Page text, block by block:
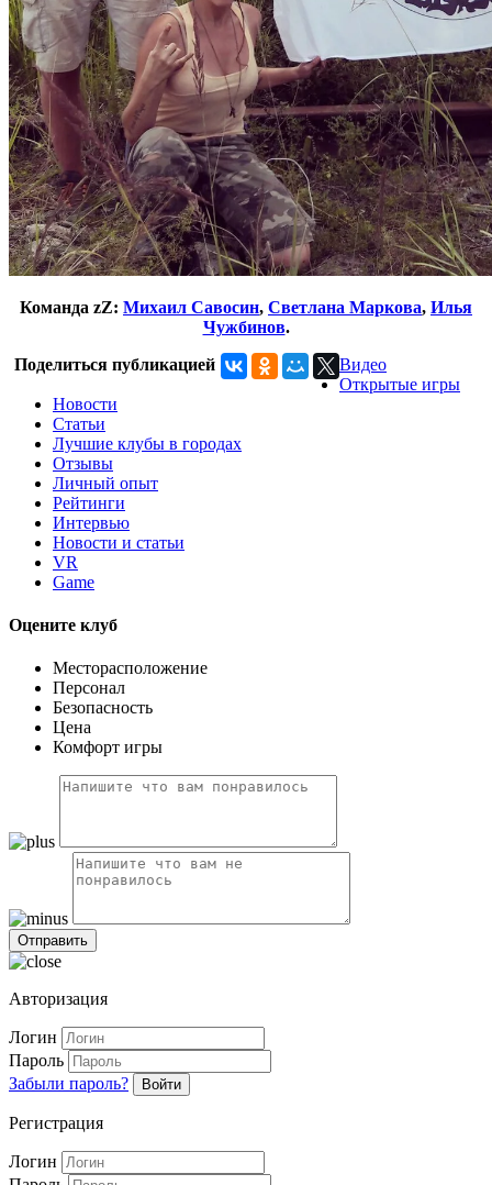
Команда zZ: Михаил Савосин, Светлана Маркова, Илья
Чужбинов.
Поделиться публикацией
Видео
Открытые игры
Новости
Статьи
Лучшие клубы в городах
Отзывы
Личный опыт
Рейтинги
Интервью
Новости и статьи
VR
Game
Оцените клуб
Месторасположение
Персонал
Безопасность
Цена
Комфорт игры
Авторизация
Логин
Пароль
Забыли пароль?
Войти
Регистрация
Логин